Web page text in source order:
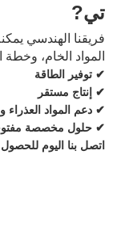
تي?
فريقنا الهندسي
المواد الخام، وخطة
✔ توفير الطاقة
✔ إنتاج مستقر
✔ دعم المواد العذراء
✔ حلول مخصصة
اتصل بنا اليوم